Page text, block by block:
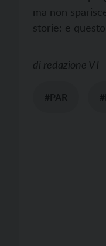
ma non
storie: e
di redazione VT
#PAR